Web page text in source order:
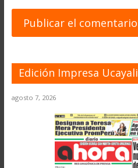
Edición Impresa Ucayali
agosto 7, 2026